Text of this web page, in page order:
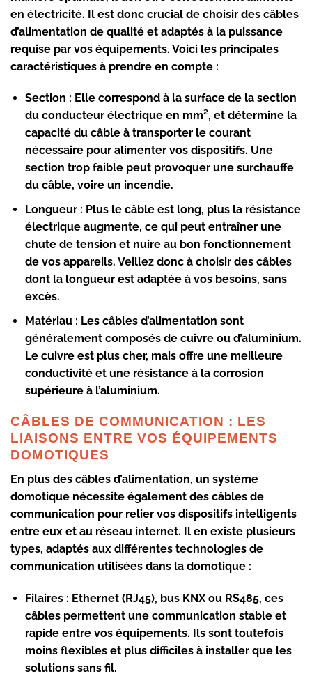
en électricité. Il est donc crucial de choisir des câbles
d’alimentation de qualité et adaptés à la puissance
requise par vos équipements. Voici les principales
caractéristiques à prendre en compte :
Section : Elle correspond à la surface de la section
du conducteur électrique en mm², et détermine la
capacité du câble à transporter le courant
nécessaire pour alimenter vos dispositifs. Une
section trop faible peut provoquer une surchauffe
du câble, voire un incendie.
Longueur : Plus le câble est long, plus la résistance
électrique augmente, ce qui peut entraîner une
chute de tension et nuire au bon fonctionnement
de vos appareils. Veillez donc à choisir des câbles
dont la longueur est adaptée à vos besoins, sans
excès.
Matériau : Les câbles d’alimentation sont
généralement composés de cuivre ou d’aluminium.
Le cuivre est plus cher, mais offre une meilleure
conductivité et une résistance à la corrosion
supérieure à l’aluminium.
CÂBLES DE COMMUNICATION : LES
LIAISONS ENTRE VOS ÉQUIPEMENTS
DOMOTIQUES
En plus des câbles d’alimentation, un système
domotique nécessite également des câbles de
communication pour relier vos dispositifs intelligents
entre eux et au réseau internet. Il en existe plusieurs
types, adaptés aux différentes technologies de
communication utilisées dans la domotique :
Filaires : Ethernet (RJ45), bus KNX ou RS485, ces
câbles permettent une communication stable et
rapide entre vos équipements. Ils sont toutefois
moins flexibles et plus difficiles à installer que les
solutions sans fil.